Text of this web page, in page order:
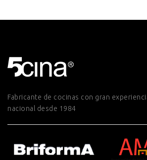
Fabricante de cocinas con gran
nacional desde 1984